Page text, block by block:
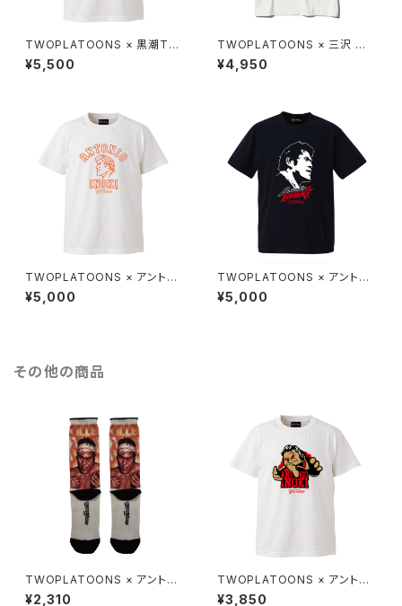
TWOPLATOONS × 黒潮TO
KYOジャパン コラボレーショ
ン-T / WHITE
¥5,500
TWOPLATOONS × 三沢 光
晴 コラボレーション-T / WHIT
E
¥4,950
TWOPLATOONS × アントニ
オ猪木 コラボレーション COLL
EGE-T / WHITE
¥5,000
TWOPLATOONS × アントニ
オ猪木 コラボレーション FACE
-T / BLACK
¥5,000
その他の商品
TWOPLATOONS × アントニ
オ猪木 コラボレーション KILLE
¥2,310
TWOPLATOONS × アントニ
オ猪木 コラボレーション FIRE
¥3,850